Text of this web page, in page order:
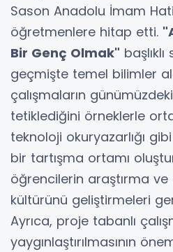
Sason Anadolu İmam
öğretmenlere hitap etti.
Bir Genç Olmak"
geçmişte temel bilimler
çalışmaların
tetiklediğini örneklerle
teknoloji okuryazarlığı
bir tartışma ortamı
öğrencilerin araştırma
kültürünü geliştirmeleri
Ayrıca, proje tabanlı
yaygınlaştırılmasının